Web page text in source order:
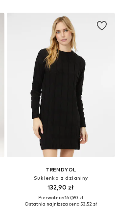
TRENDYOL
Sukienka z dzianiny
132,90 zł
Pierwotnie: 167,90 zł
Ostatnia najniższa cena:53,52 zł